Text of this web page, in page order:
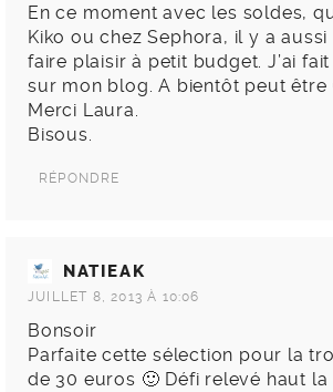
En ce moment avec les soldes,
Kiko ou chez Sephora, il y a
faire plaisir à petit budget. J’ai
sur mon blog. A bientôt peut être
Merci Laura.
Bisous.
RÉPONDRE
NATIEAK
JUILLET 8, 2013 À 10:06
Bonsoir
Parfaite cette sélection pour la
de 30 euros 🙂 Défi relevé haut la